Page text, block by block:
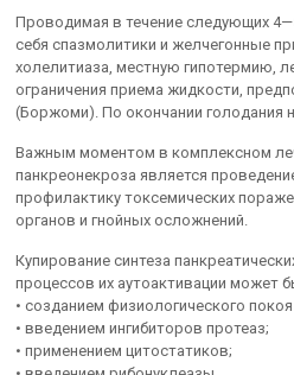
Проводимая в течение следующих
себя спазмолитики и желчегонные
холелитиаза, местную гипотермию,
ограничения приема жидкости,
(Боржоми). По окончании голодания
Важным моментом в комплексном
панкреонекроза является
профилактику токсемических
органов и гнойных осложнений.
Купирование синтеза
процессов их аутоактивации может
• созданием физиологического
• введением ингибиторов протеаз;
• применением цитостатиков;